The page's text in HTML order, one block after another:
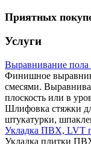
Приятных
Услуги
Выравнивание пола
Финишное
смесями.
плоскость или в
Шлифовка стяжки
штукатурки,
Укладка ПВХ, LVT
Укладка плитки